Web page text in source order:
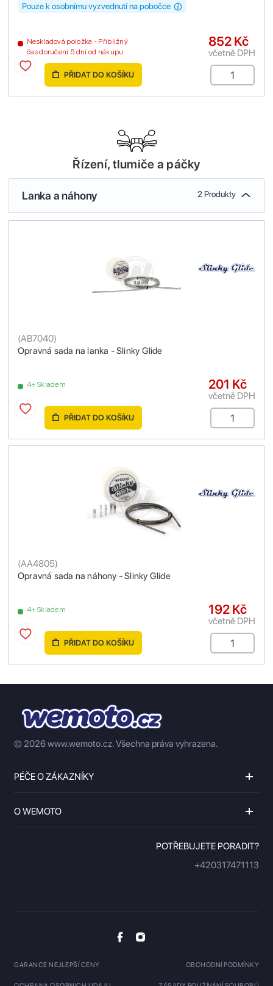
Neskladová položka - Přibližný
čas doručení 5 dní od nákupu
Pouze k osobnímu vyzvednutí na pobočce
852 Kč
včetně DPH
PŘIDAT DO KOŠÍKU
Řízení, tlumiče a páčky
Lanka a náhony 2 Produkty
Opravná sada na lanka - Slinky Glide
(AB7040)
4+ Skladem 201 Kč
včetně DPH
PŘIDAT DO KOŠÍKU
Opravná sada na náhony - Slinky Glide
(AA4805)
4+ Skladem 192 Kč
včetně DPH
PŘIDAT DO KOŠÍKU
© 2026 www.wemoto.cz.Všechna práva vyhrazena.
PÉČE O ZÁKAZNÍKY
O WEMOTO
POTŘEBUJETE PORADIT?
+420317471113
GARANCE NEJLEPŠÍ CENY OBCHODNÍ PODMÍNKY